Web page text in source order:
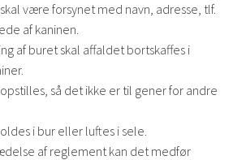
være forsynet med navn, adresse, tlf.
af kaninen.
af buret skal affaldet bortskaffes i
så det ikke er til gener for andre
i bur eller luftes i sele.
af reglement kan det medfør